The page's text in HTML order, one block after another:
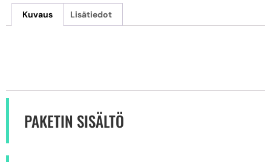
Kuvaus Lisätiedot
PAKETIN SISÄLTÖ